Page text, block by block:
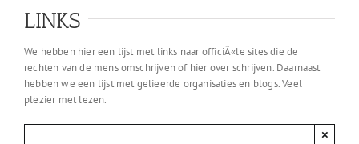
LINKS
We hebben hier een lijst met links naar officiÃ«le sites die de
rechten van de mens omschrijven of hier over schrijven. Daarnaast
hebben we een lijst met gelieerde organisaties en blogs. Veel
plezier met lezen.
×